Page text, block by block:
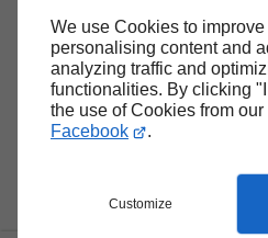
We use Cookies to
personalising content and
analyzing traffic and
functionalities. By clicking
the use of Cookies from
Facebook
.
Customize
Haut